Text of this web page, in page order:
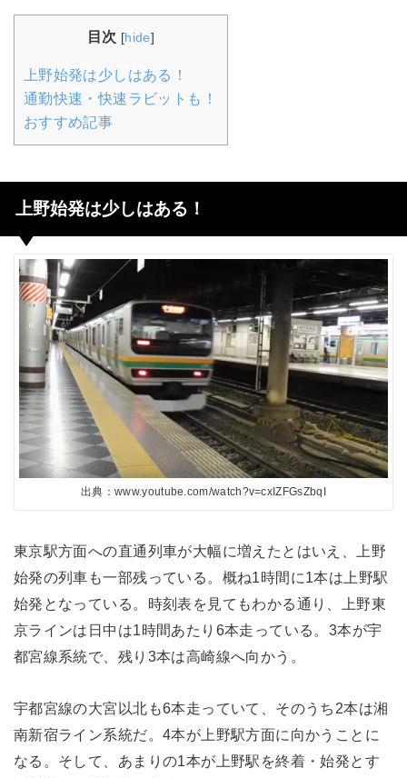
目次 [hide]
上野始発は少しはある！
通勤快速・快速ラビットも！
おすすめ記事
上野始発は少しはある！
出典：www.youtube.com/watch?v=cxIZFGsZbqI
東京駅方面への直通列車が大幅に増えたとはいえ、上野
始発の列車も一部残っている。概ね1時間に1本は上野駅
始発となっている。時刻表を見てもわかる通り、上野東
京ラインは日中は1時間あたり6本走っている。3本が宇
都宮線系統で、残り3本は高崎線へ向かう。
宇都宮線の大宮以北も6本走っていて、そのうち2本は湘
南新宿ライン系統だ。4本が上野駅方面に向かうことに
なる。そして、あまりの1本が上野駅を終着・始発とす